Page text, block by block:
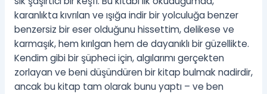
karanlıkta kıvrılan ve ışığa indir bir yolculuğa benzer
benzersiz bir eser olduğunu hissettim, delikese ve
karmaşık, hem kırılgan hem de dayanıklı bir güzellikte.
Kendim gibi bir şüpheci için, algılarımı gerçekten
zorlayan ve beni düşündüren bir kitap bulmak nadirdir,
ancak bu kitap tam olarak bunu yaptı – ve ben